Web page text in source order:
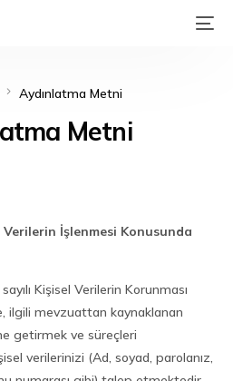
Aydınlatma Metni
Metni
İşlenmesi Konusunda
Kişisel Verilerin Korunması
ilgili mevzuattan kaynaklanan
getirmek ve süreçleri
verilerinizi (Ad, soyad, parolanız,